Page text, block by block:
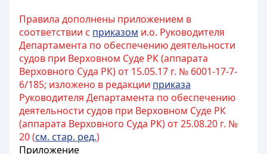
Правила дополнены приложением в
соответствии с приказом и.о. Руководителя
Департамента по обеспечению деятельности
судов при Верховном Суде РК (аппарата
Верховного Суда РК) от 15.05.17 г. № 6001-17-7-
6/185; изложено в редакции приказа
Руководителя Департамента по обеспечению
деятельности судов при Верховном Суде РК
(аппарата Верховного Суда РК) от 25.08.20 г. №
20 (см. стар. ред.)
Приложение